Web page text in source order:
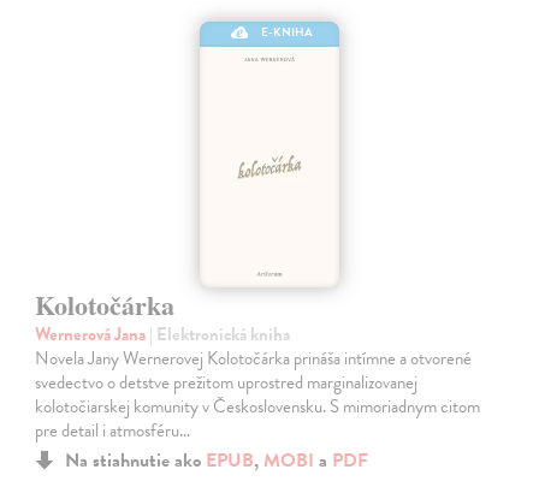
E-KNIHA
Kolotočárka
Wernerová Jana| Elektronická kniha
Novela Jany Wernerovej Kolotočárka prináša intímne a otvorené
svedectvo o detstve prežitom uprostred marginalizovanej
kolotočiarskej komunity v Československu. S mimoriadnym citom
pre detail i atmosféru…
Na stiahnutie ako EPUB, MOBI a PDF